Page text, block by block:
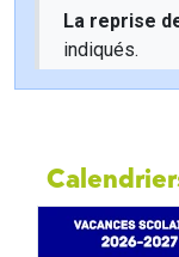
La reprise
indiqués.